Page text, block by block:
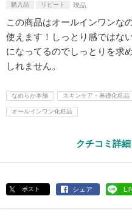
購入品 リピート 現品
この商品はオールインワンな
使えます！しっとり感ではな
になってるのでしっとりを求
しれません。
なめらか本舗 スキンケア・基礎化粧品
オールインワン化粧品
クチコミ詳
ポスト シェア